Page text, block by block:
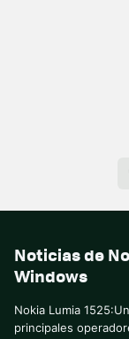
Noticias de
Windows
Nokia Lumia
principales